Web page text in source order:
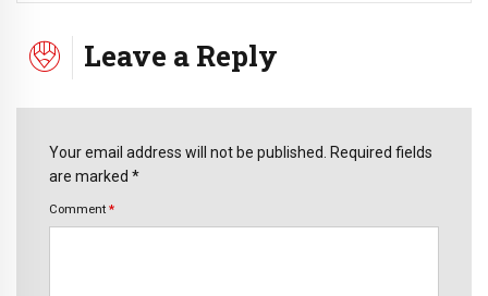
Leave a Reply
Your email address will not be published. Required fields
are marked *
Comment *